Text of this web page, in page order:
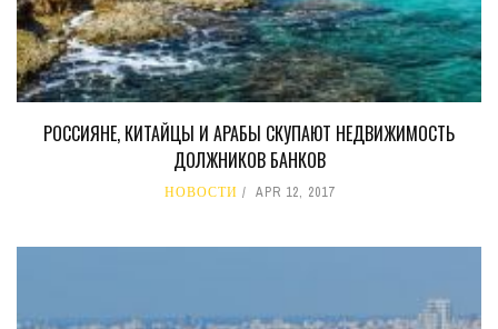
РОССИЯНЕ, КИТАЙЦЫ И АРАБЫ СКУПАЮТ НЕДВИЖИМОСТЬ
ДОЛЖНИКОВ БАНКОВ
НОВОСТИ APR 12, 2017